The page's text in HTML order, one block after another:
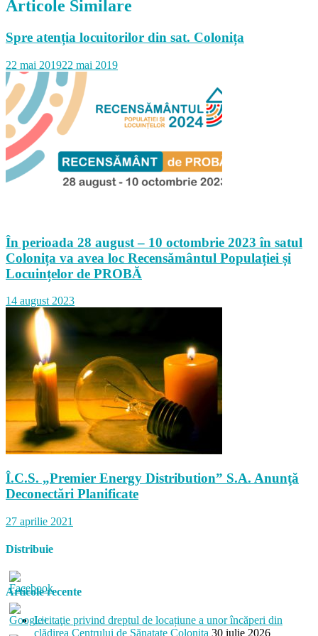
Articole Similare
Spre atenția locuitorilor din sat. Colonița
22 mai 201922 mai 2019
În perioada 28 august – 10 octombrie 2023 în satul
Colonița va avea loc Recensământul Populației și
Locuințelor de PROBĂ
14 august 2023
Î.C.S. „Premier Energy Distribution” S.A. Anunţă
Deconectări Planificate
27 aprilie 2021
Distribuie
articole/i-
Articole recente
Licitaţie privind dreptul de locațiune a unor încăperi din
clădirea Centrului de Sănatate Colonița 30 iulie 2026